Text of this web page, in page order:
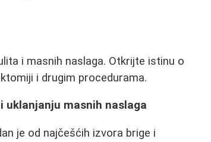
i masnih naslaga. Otkrijte istinu o
i drugim procedurama.
uklanjanju masnih naslaga
je od najčešćih izvora brige i